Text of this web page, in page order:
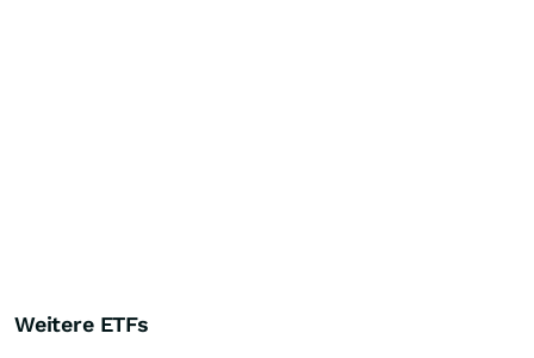
Weitere ETFs